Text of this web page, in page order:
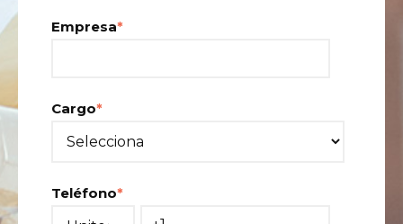
Empresa*
Cargo*
Teléfono*